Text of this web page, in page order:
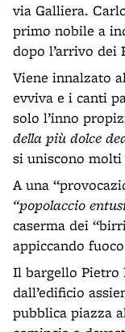
via Galliera.
primo nobile a
dopo l’arrivo dei
Viene innalzato
evviva e i canti
solo l’inno
della più dolce
si uniscono
A una
“popolaccio
caserma dei
appiccando
Il bargello Pietro
dall’edificio
pubblica piazza